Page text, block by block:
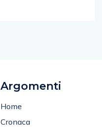
Argomenti
Home
Cronaca